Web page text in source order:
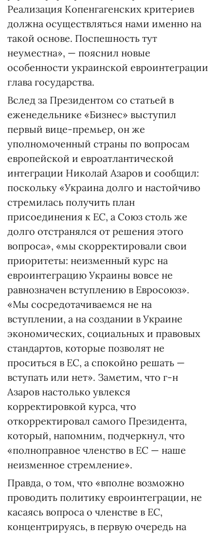
Реализация Копенгагенских критериев
должна осуществляться нами именно на
такой основе. Поспешность тут
неуместна», — пояснил новые
особенности украинской евроинтеграции
глава государства.
Вслед за Президентом со статьей в
еженедельнике «Бизнес» выступил
первый вице-премьер, он же
уполномоченный страны по вопросам
европейской и евроатлантической
интеграции Николай Азаров и сообщил:
поскольку «Украина долго и настойчиво
стремилась получить план
присоединения к ЕС, а Союз столь же
долго отстранялся от решения этого
вопроса», «мы скорректировали свои
приоритеты: неизменный курс на
евроинтеграцию Украины вовсе не
равнозначен вступлению в Евросоюз».
«Мы сосредотачиваемся не на
вступлении, а на создании в Украине
экономических, социальных и правовых
стандартов, которые позволят не
проситься в ЕС, а спокойно решать —
вступать или нет». Заметим, что г-н
Азаров настолько увлекся
корректировкой курса, что
откорректировал самого Президента,
который, напомним, подчеркнул, что
«полноправное членство в ЕС — наше
неизменное стремление».
Правда, о том, что «вполне возможно
проводить политику евроинтеграции, не
касаясь вопроса о членстве в ЕС,
концентрируясь, в первую очередь на